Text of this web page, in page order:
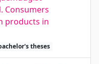
Consumers
products in
theses